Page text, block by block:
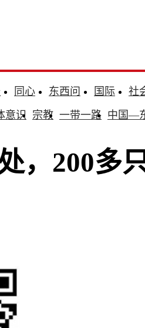
同心 东西问 国际
社
意识 宗教 一带一路 中国—
，200多